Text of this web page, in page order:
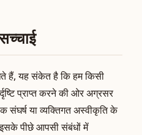
हैं, यह संकेत है कि हम किसी
प्राप्त करने की ओर अग्रसर
संघर्ष या व्यक्तिगत अस्वीकृति के
पीछे आपसी संबंधों में